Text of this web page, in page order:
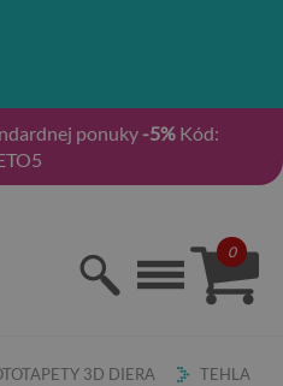
ponuky -5% Kód:
0
3D DIERA
TEHLA